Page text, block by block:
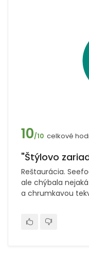
10/10 celkové
"Štýlovo
Reštaurácia.
ale chýbala
a chrumkavou